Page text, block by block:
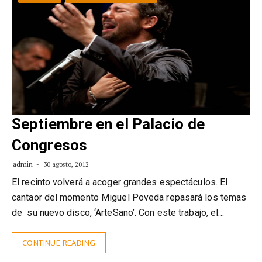
Septiembre en el Palacio de
Congresos
admin 30 agosto, 2012
El recinto volverá a acoger grandes espectáculos. El
cantaor del momento Miguel Poveda repasará los temas
de su nuevo disco, ‘ArteSano’. Con este trabajo, el…
CONTINUE READING